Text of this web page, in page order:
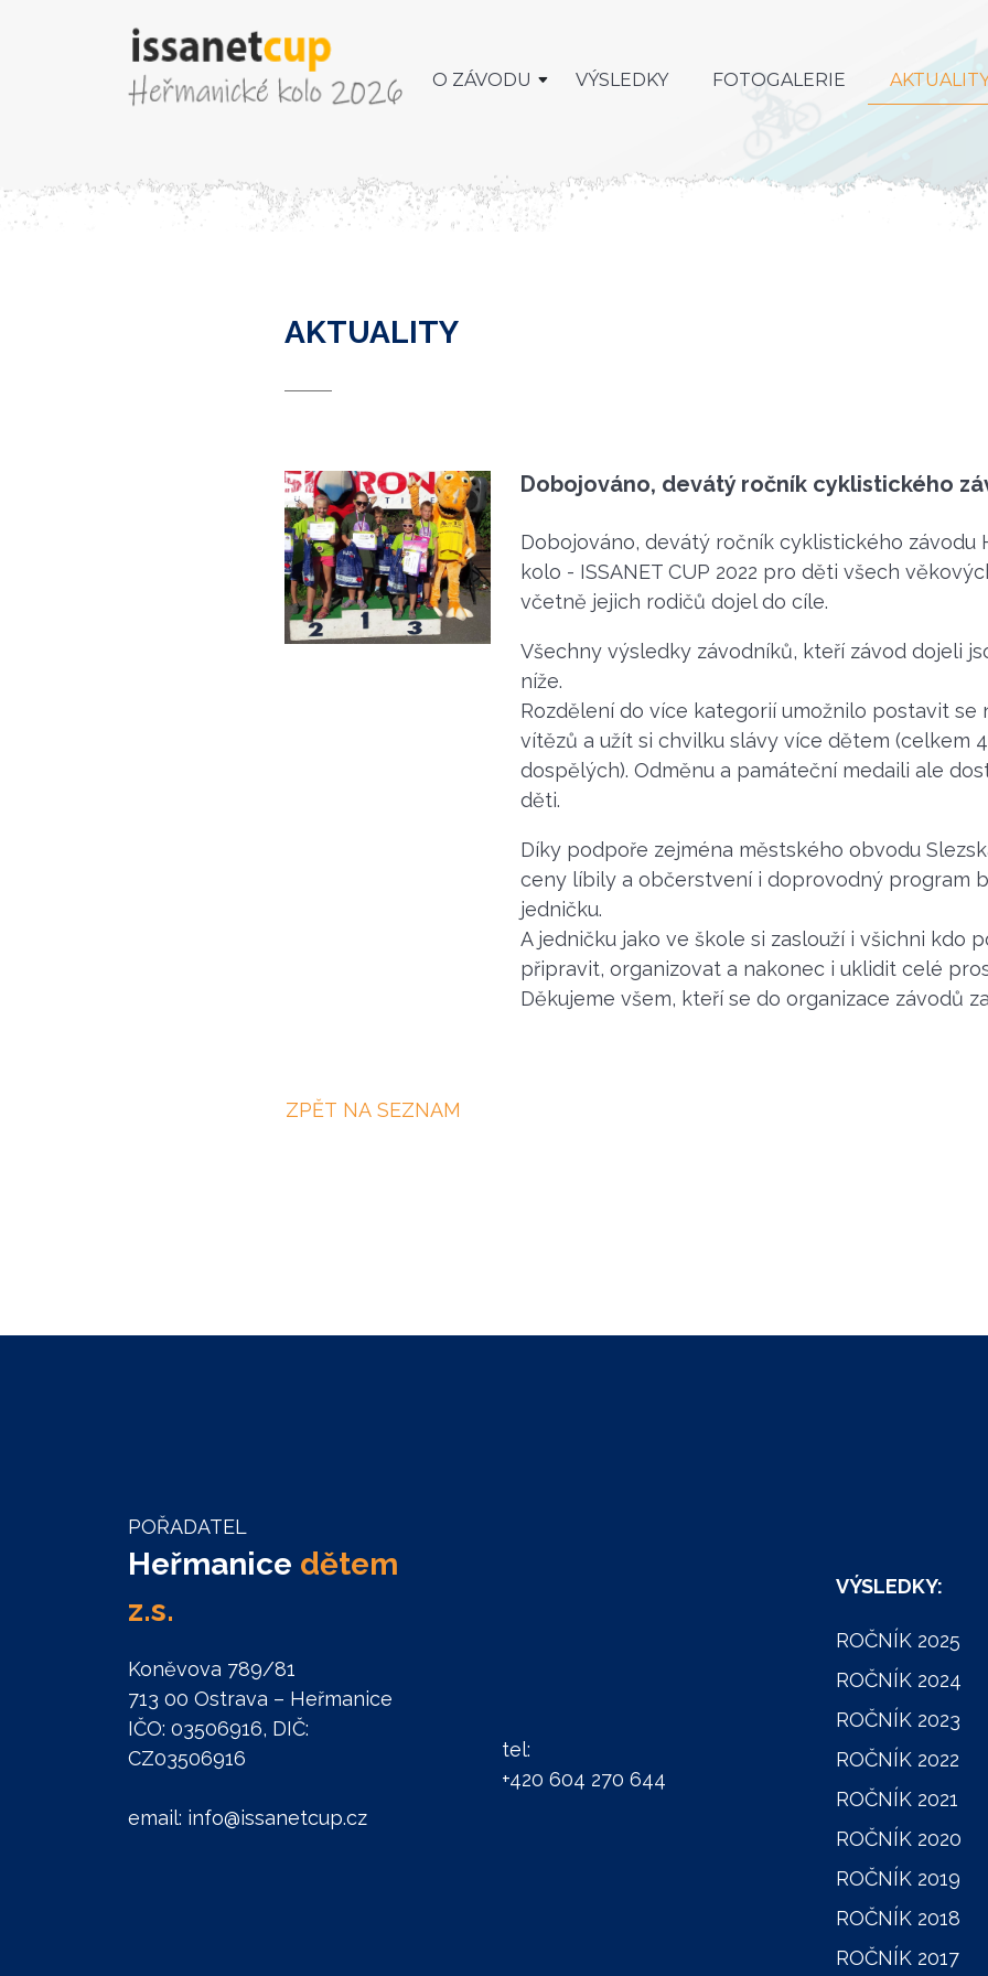
O ZÁVODU VÝSLEDKY FOTOGALERIE
AKTUALITY
Dobojováno, devátý ročník cyklistického
Dobojováno, devátý ročník cyklistického závodu
kolo - ISSANET CUP 2022 pro děti všech
včetně jejich rodičů dojel do cíle.
Všechny výsledky závodníků, kteří závod dojeli
níže.
Rozdělení do více kategorií umožnilo postavit se
vítězů a užít si chvilku slávy více dětem (celkem
dospělých). Odměnu a památeční medaili ale
děti.
Díky podpoře zejména městského obvodu
ceny líbily a občerstvení i doprovodný program
jedničku.
A jedničku jako ve škole si zaslouží i všichni kdo
připravit, organizovat a nakonec i uklidit celé
Děkujeme všem, kteří se do organizace závodů
POŘADATEL
Heřmanice dětem
z.s.
Koněvova 789/81
713 00 Ostrava – Heřmanice
IČO: 03506916, DIČ:
CZ03506916
email: info@issanetcup.cz
tel:
+420 604 270 644
VÝSLEDKY:
ROČNÍK 2025
ROČNÍK 2024
ROČNÍK 2023
ROČNÍK 2022
ROČNÍK 2021
ROČNÍK 2020
ROČNÍK 2019
ROČNÍK 2018
ROČNÍK 2017